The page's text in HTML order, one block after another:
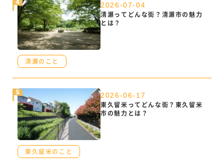
2026-07-04
清瀬ってどんな街？清瀬市の魅力
とは？
清瀬のこと
2026-06-17
東久留米ってどんな街？東久留米
市の魅力とは？
東久留米のこと